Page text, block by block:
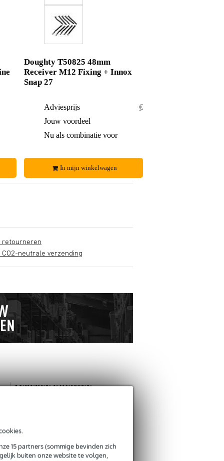
15 partners (sommige bevinden zich
buiten onze website te volgen,
Doughty T50825 48mm
Receiver M12 Fixing + Innox
Snap 27
Adviesprijs
€ 45,50
Jouw voordeel
Nu als combinatie voor
In mijn winkelwagen
retourneren
CO2-neutrale verzending
Je naam
ANDEREN KOCHTEN